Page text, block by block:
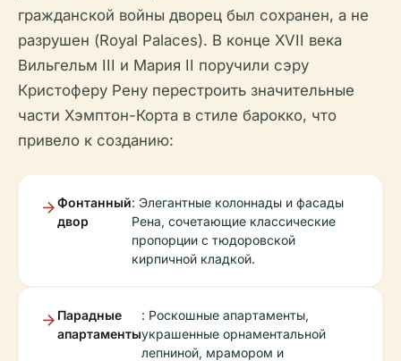
гражданской войны дворец был сохранен, а не
разрушен (Royal Palaces). В конце XVII века
Вильгельм III и Мария II поручили сэру
Кристоферу Рену перестроить значительные
части Хэмптон-Корта в стиле барокко, что
привело к созданию:
Фонтанный
двор
: Элегантные колоннады и фасады
Рена, сочетающие классические
пропорции с тюдоровской
кирпичной кладкой.
Парадные
апартаменты
: Роскошные апартаменты,
украшенные орнаментальной
лепниной, мрамором и